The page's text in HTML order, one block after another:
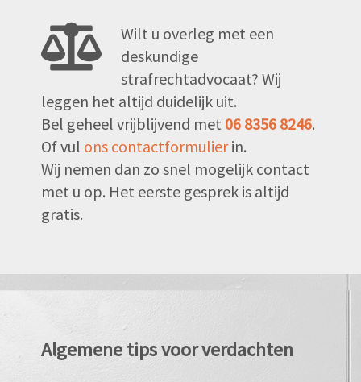
Wilt u overleg met een
deskundige
strafrechtadvocaat? Wij
leggen het altijd duidelijk uit.
Bel geheel vrijblijvend met 06 8356 8246.
Of vul ons contactformulierin.
Wij nemen dan zo snel mogelijk contact
met u op. Het eerste gesprek is altijd
gratis.
Algemene tips voor verdachten